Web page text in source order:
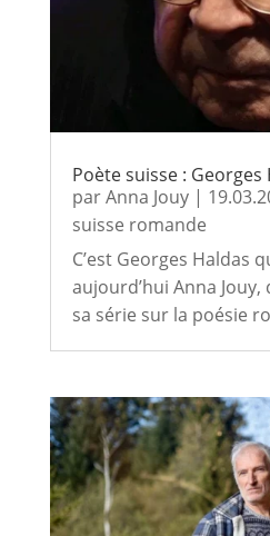
Poète suisse : Georges
parAnna Jouy|
suisse romande
C’est Georges Haldas
aujourd’hui Anna
sa série sur la poésie